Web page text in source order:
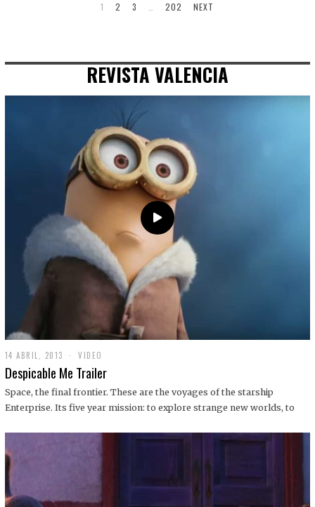
1 2 3 202 NEXT
REVISTA VALENCIA
14 ABRIL, 2013
9
D
C
I
1
VIDEO
Despicable Me Trailer
Space, the final frontier. These are the voyages of the starship
Enterprise. Its five year mission: to explore strange new worlds, to